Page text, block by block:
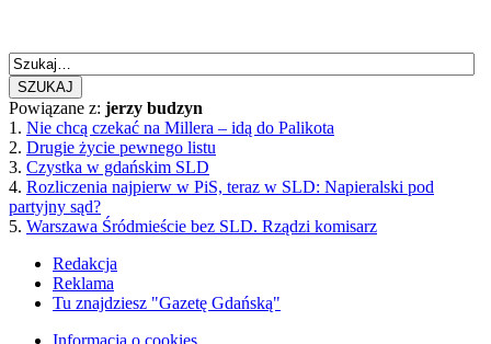
SZUKAJ
Powiązane z: jerzy budzyn
1. Nie chcą czekać na Millera – idą do Palikota
2. Drugie życie pewnego listu
3. Czystka w gdańskim SLD
4. Rozliczenia najpierw w PiS, teraz w SLD: Napieralski pod
partyjny sąd?
5. Warszawa Śródmieście bez SLD. Rządzi komisarz
Redakcja
Reklama
Tu znajdziesz "Gazetę Gdańską"
Informacja o cookies